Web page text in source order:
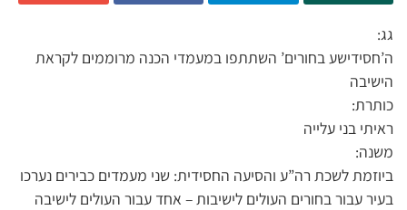
גג:
ה’חסידישע בחורים’ השתתפו במעמדי הכנה מרוממים לקראת
הישיבה
כותרת:
ראיתי בני עלייה
משנה:
ביוזמת לשכת רה”ע והסיעה החסידית: שני מעמדים כבירים נערכו
בעיר עבור בחורים העולים לישיבות – אחד עבור העולים לישיבה